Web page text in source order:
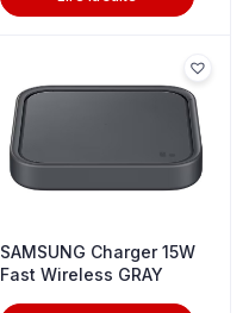
SAMSUNG Charger 15W
Fast Wireless GRAY